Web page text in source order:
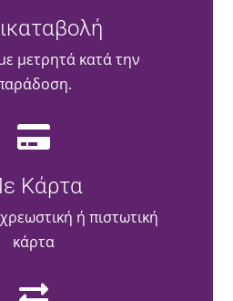
μετρητά κατά την
Κάρτα
ή πιστωτική
κάρτα